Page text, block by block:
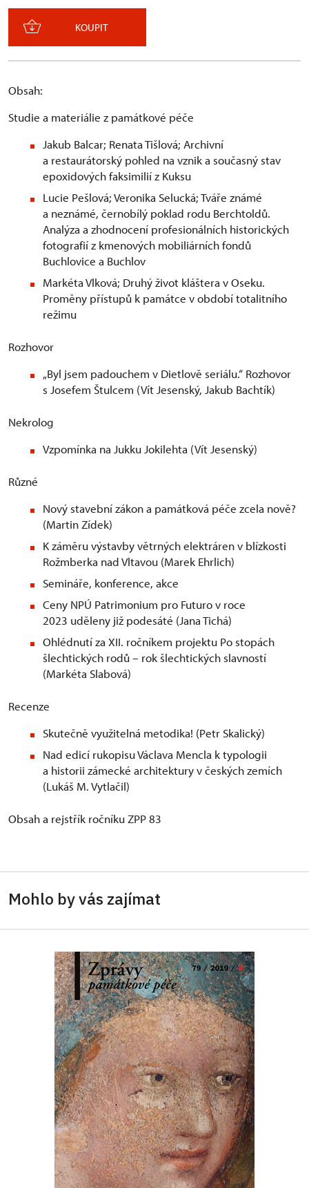
KOUPIT
Obsah:
Studie a materiálie z památkové péče
Jakub Balcar; Renata Tišlová; Archivní
a restaurátorský pohled na vznik a současný stav
epoxidových faksimilií z Kuksu
Lucie Pešlová; Veronika Selucká; Tváře známé
a neznámé, černobílý poklad rodu Berchtoldů.
Analýza a zhodnocení profesionálních historických
fotografií z kmenových mobiliárních fondů
Buchlovice a Buchlov
Markéta Vlková; Druhý život kláštera v Oseku.
Proměny přístupů k památce v období totalitního
režimu
Rozhovor
„Byl jsem padouchem v Dietlově seriálu.“ Rozhovor
s Josefem Štulcem (Vít Jesenský, Jakub Bachtík)
Nekrolog
Vzpomínka na Jukku Jokilehta (Vít Jesenský)
Různé
Nový stavební zákon a památková péče zcela nově?
(Martin Zídek)
K záměru výstavby větrných elektráren v blízkosti
Rožmberka nad Vltavou (Marek Ehrlich)
Semináře, konference, akce
Ceny NPÚ Patrimonium pro Futuro v roce
2023 uděleny již podesáté (Jana Tichá)
Ohlédnutí za XII. ročníkem projektu Po stopách
šlechtických rodů – rok šlechtických slavností
(Markéta Slabová)
Recenze
Skutečně využitelná metodika! (Petr Skalický)
Nad edicí rukopisu Václava Mencla k typologii
a historii zámecké architektury v českých zemích
(Lukáš M. Vytlačil)
Obsah a rejstřík ročníku ZPP 83
Mohlo by vás zajímat